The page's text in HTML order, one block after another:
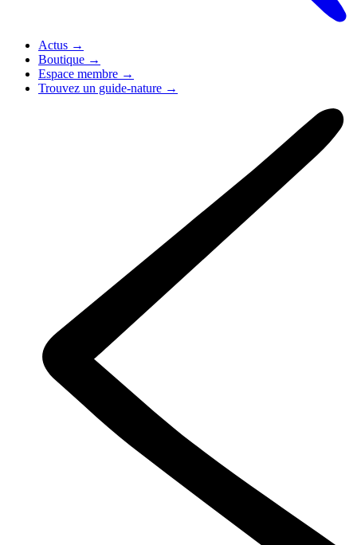
Actus →
Boutique →
Espace membre →
Trouvez un guide-nature →